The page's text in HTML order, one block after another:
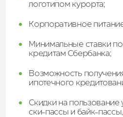
логотипом курорта;
Корпоративное
Минимальные ставки
кредитам Сбербанка;
Возможность
ипотечного
Скидки на пользование
ски-пассы и байк-